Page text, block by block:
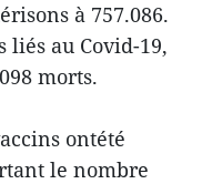
à 757.086.
liés au Covid-19,
morts.
ontété
le nombre